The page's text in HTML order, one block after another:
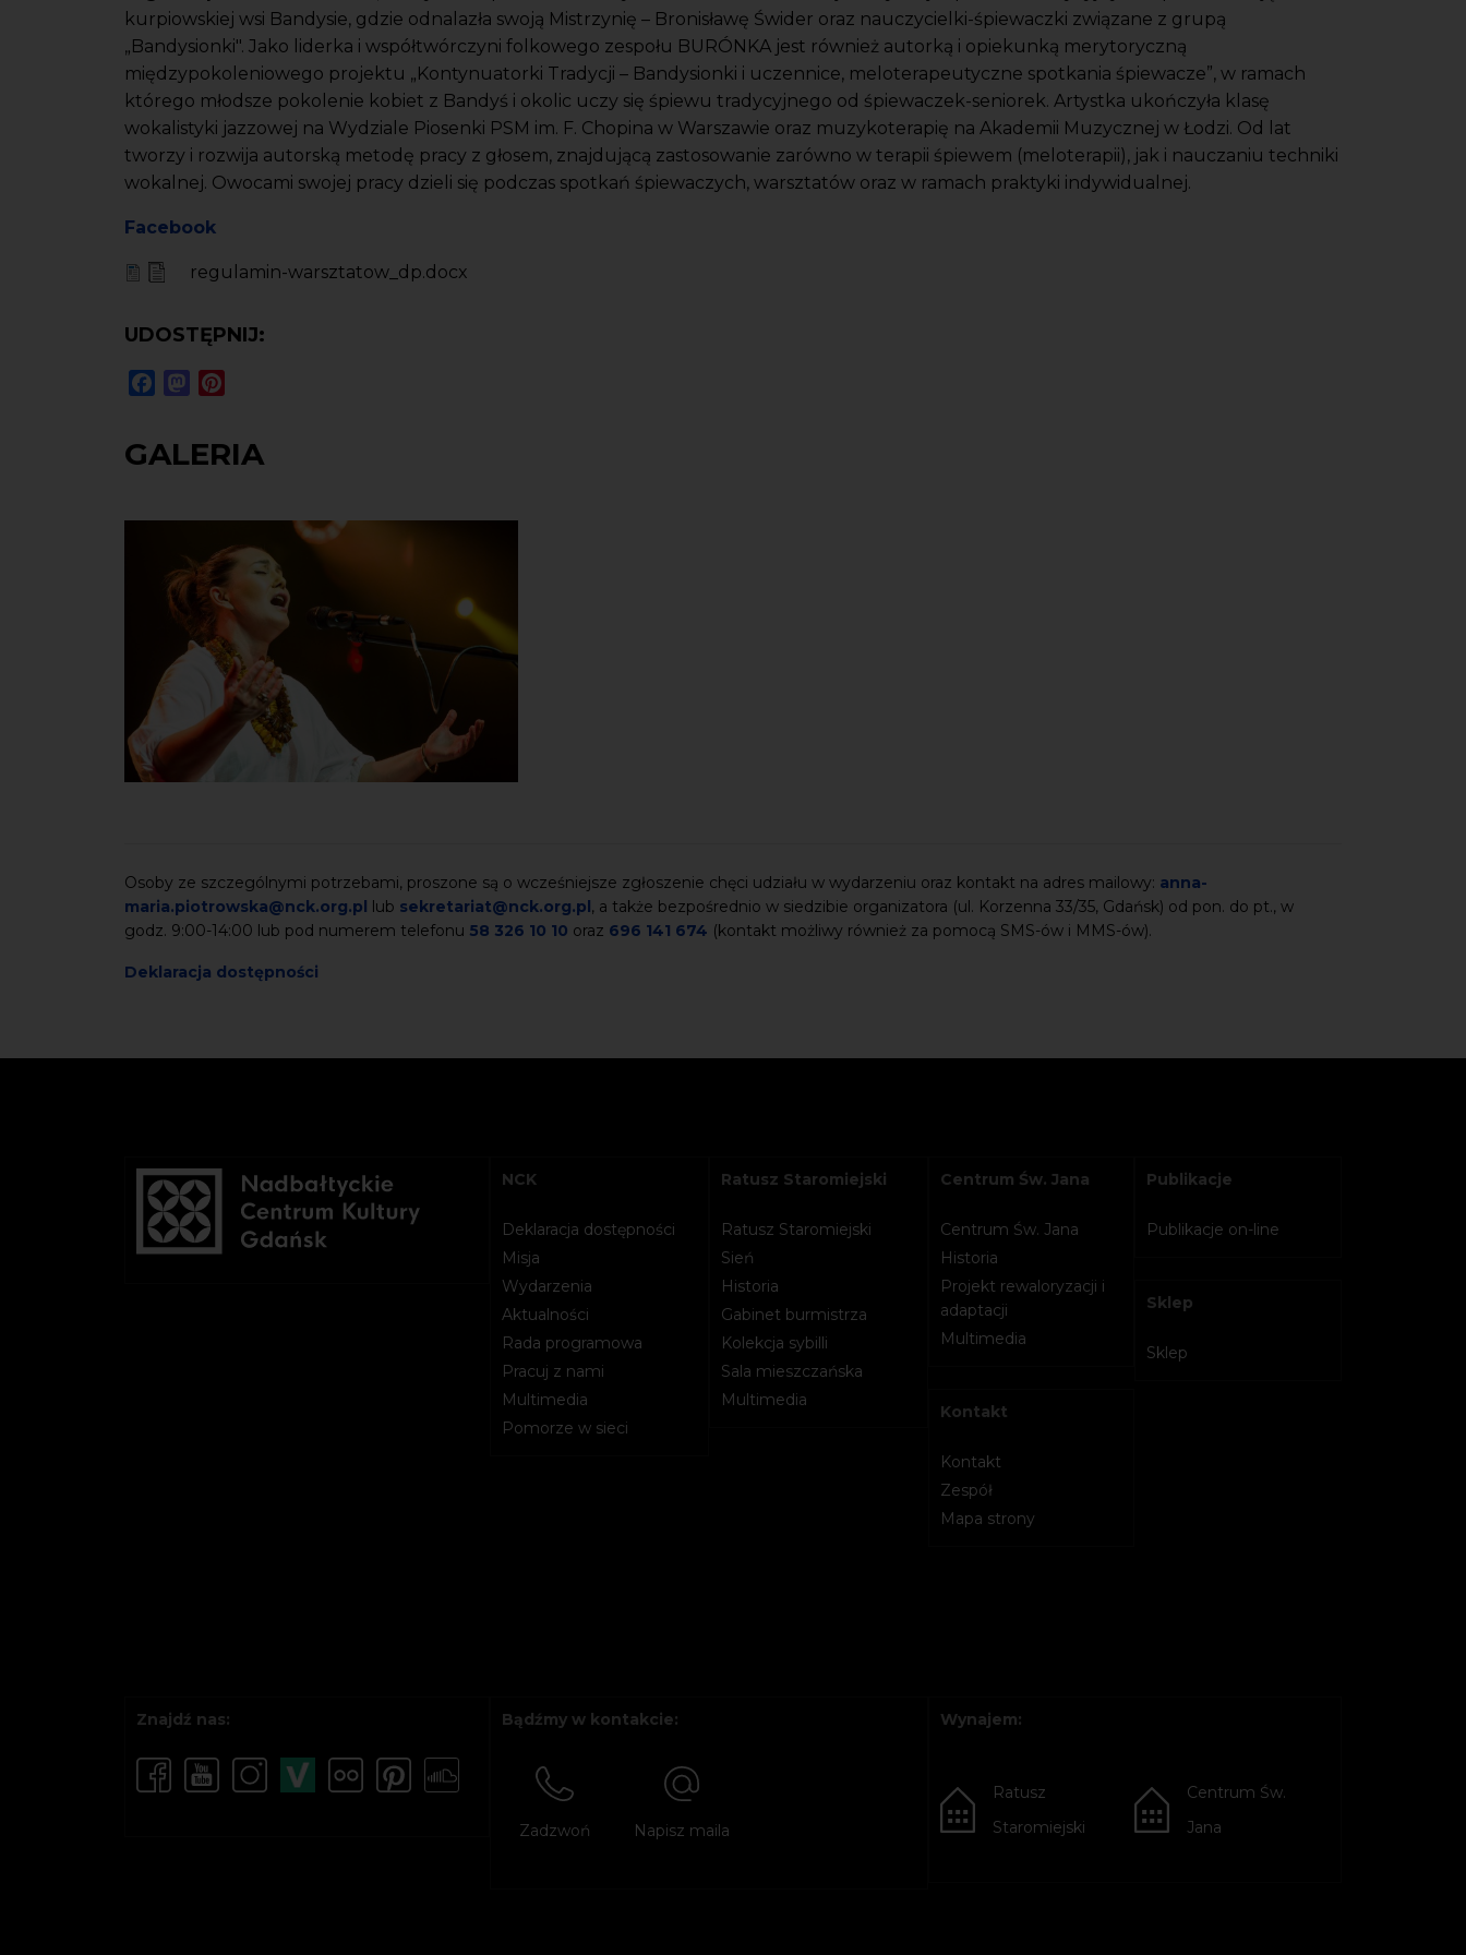
kurpiowskiej wsi Bandysie, gdzie odnalazła swoją Mistrzynię – Bronisławę Świder oraz nauczycielki-śpiewaczki związane z grupą
„Bandysionki". Jako liderka i współtwórczyni folkowego zespołu BURÓNKA jest również autorką i opiekunką merytoryczną
międzypokoleniowego projektu „Kontynuatorki Tradycji – Bandysionki i uczennice, meloterapeutyczne spotkania śpiewacze”, w ramach
którego młodsze pokolenie kobiet z Bandyś i okolic uczy się śpiewu tradycyjnego od śpiewaczek-seniorek. Artystka ukończyła klasę
wokalistyki jazzowej na Wydziale Piosenki PSM im. F. Chopina w Warszawie oraz muzykoterapię na Akademii Muzycznej w Łodzi. Od lat
tworzy i rozwija autorską metodę pracy z głosem, znajdującą zastosowanie zarówno w terapii śpiewem (meloterapii), jak i nauczaniu techniki
wokalnej. Owocami swojej pracy dzieli się podczas spotkań śpiewaczych, warsztatów oraz w ramach praktyki indywidualnej.
Facebook
regulamin-warsztatow_dp.docx
UDOSTĘPNIJ:
FacebookMastodon
GALERIA
Osoby ze szczególnymi potrzebami, proszone są o wcześniejsze zgłoszenie chęci udziału w wydarzeniu oraz kontakt na adres mailowy: anna-
maria.piotrowska@nck.org.pl
lub sekretariat@nck.org.pl , a także bezpośrednio w siedzibie organizatora (ul. Korzenna 33/35, Gdańsk) od pon. do pt., w
godz. 9:00-14:00 lub pod numerem telefonu 58 326 10 10 oraz 696 141 674 (kontakt możliwy również za pomocą SMS-ów i MMS-ów).
Deklaracja dostępności
NCK
Deklaracja dostępności
Misja
Wydarzenia
Aktualności
Rada programowa
Pracuj z nami
Multimedia
Pomorze w sieci
Ratusz Staromiejski
Ratusz Staromiejski
Sień
Historia
Gabinet burmistrza
Kolekcja sybilli
Sala mieszczańska
Multimedia
Centrum Św. Jana
Centrum Św. Jana
Historia
Projekt rewaloryzacji i
adaptacji
Multimedia
Kontakt
Kontakt
Zespół
Mapa strony
Publikacje
Publikacje on-line
Sklep
Sklep
Znajdź nas: Bądźmy w kontakcie:
Zadzwoń Napisz maila
Wynajem:
Ratusz
Staromiejski
Centrum Św.
Jana